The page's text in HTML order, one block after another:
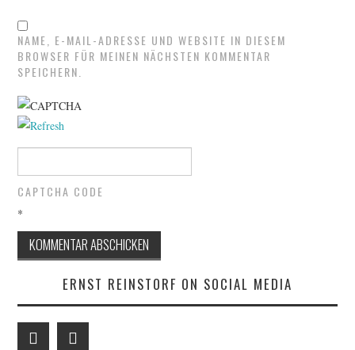
NAME, E-MAIL-ADRESSE UND WEBSITE IN DIESEM
BROWSER FÜR MEINEN NÄCHSTEN KOMMENTAR
SPEICHERN.
CAPTCHA CODE
*
ERNST REINSTORF ON SOCIAL MEDIA